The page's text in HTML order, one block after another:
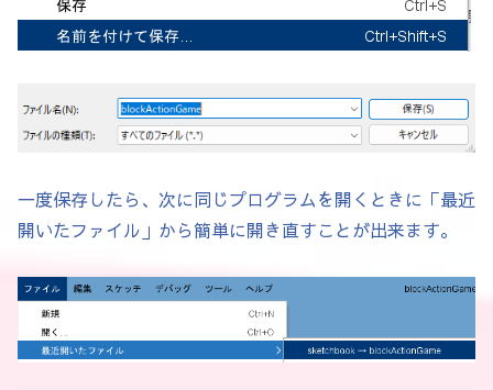
if (mousePressed) { // もしもマウスが押され
// playerのy方向のスピードを -500 にする(上
  }
  // 画面外に落ちたらリスタート
  if (player.y > height) {
  }
一度保存したら、次に同じプログラムを開くときに「最近
開いたファイル」から簡単に開き直すことが出来ます。